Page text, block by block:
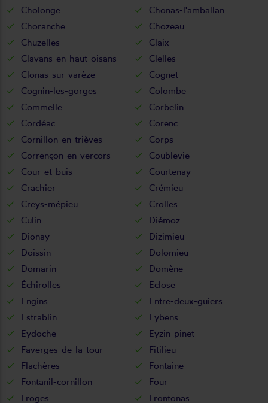
Cholonge
Chonas-l'amballan
Choranche
Chozeau
Chuzelles
Claix
Clavans-en-haut-oisans
Clelles
Clonas-sur-varèze
Cognet
Cognin-les-gorges
Colombe
Commelle
Corbelin
Cordéac
Corenc
Cornillon-en-trièves
Corps
Corrençon-en-vercors
Coublevie
Cour-et-buis
Courtenay
Crachier
Crémieu
Creys-mépieu
Crolles
Culin
Diémoz
Dionay
Dizimieu
Doissin
Dolomieu
Domarin
Domène
Échirolles
Eclose
Engins
Entre-deux-guiers
Estrablin
Eybens
Eydoche
Eyzin-pinet
Faverges-de-la-tour
Fitilieu
Flachères
Fontaine
Fontanil-cornillon
Four
Froges
Frontonas